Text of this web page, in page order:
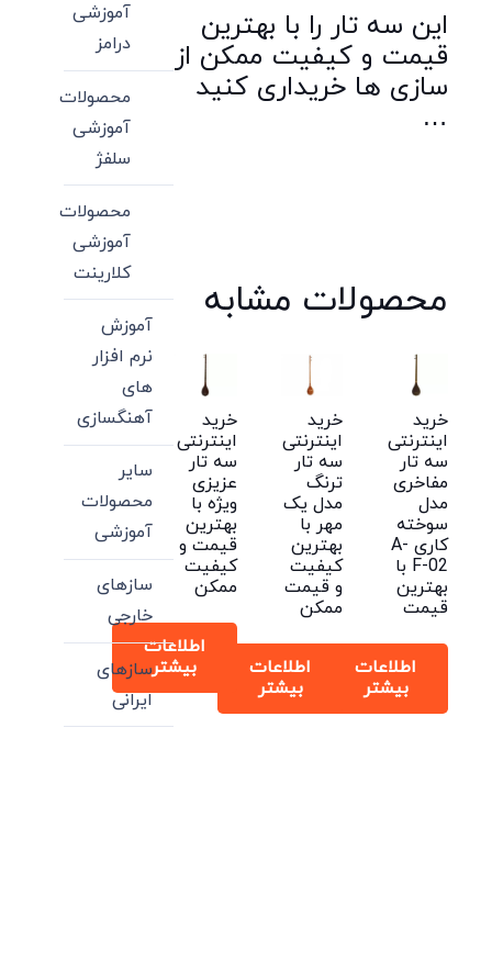
این سه تار را با بهترین
قیمت و کیفیت ممکن از
سازی ها خریداری کنید
…
محصولات مشابه
خرید
اینترنتی
سه تار
مفاخری
مدل
سوخته
کاری A-
F-02 با
بهترین
قیمت
اطلاعات
بیشتر
خرید
اینترنتی
سه تار
ترنگ
مدل یک
مهر با
بهترین
کیفیت
و قیمت
ممکن
اطلاعات
بیشتر
خرید
اینترنتی
سه تار
عزیزی
ویژه با
بهترین
قیمت و
کیفیت
ممکن
اطلاعات
بیشتر
آموزشی
درامز
محصولات
آموزشی
سلفژ
محصولات
آموزشی
کلارینت
آموزش
نرم افزار
های
آهنگسازی
سایر
محصولات
آموزشی
سازهای
خارجی
سازهای
ایرانی